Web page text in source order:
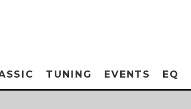
TUNING EVENTS EQ